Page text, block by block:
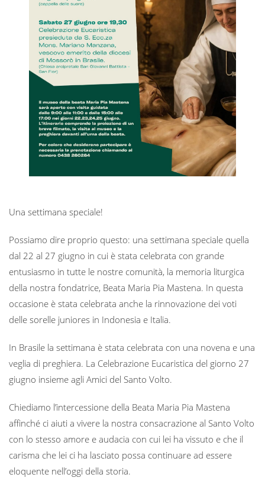
Una settimana speciale!
Possiamo dire proprio questo: una settimana speciale quella
dal 22 al 27 giugno in cui è stata celebrata con grande
entusiasmo in tutte le nostre comunità, la memoria liturgica
della nostra fondatrice, Beata Maria Pia Mastena. In questa
occasione è stata celebrata anche la rinnovazione dei voti
delle sorelle juniores in Indonesia e Italia.
In Brasile la settimana è stata celebrata con una novena e una
veglia di preghiera. La Celebrazione Eucaristica del giorno 27
giugno insieme agli Amici del Santo Volto.
Chiediamo l’intercessione della Beata Maria Pia Mastena
affinché ci aiuti a vivere la nostra consacrazione al Santo Volto
con lo stesso amore e audacia con cui lei ha vissuto e che il
carisma che lei ci ha lasciato possa continuare ad essere
eloquente nell’oggi della storia.